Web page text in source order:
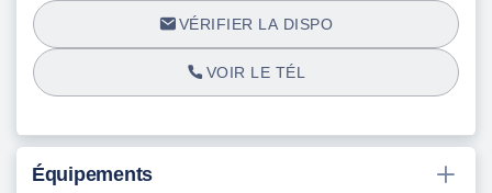
VÉRIFIER LA DISPO
VOIR LE TÉL
Équipements